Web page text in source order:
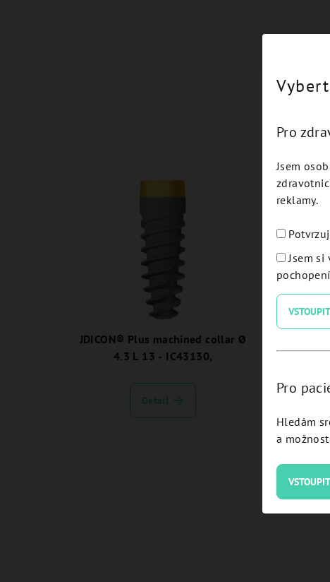
JDICON® Plus machined collar Ø
4.3 L 13 - IC43130,
Detail
Pro
Jsem
reklamy.
Jsem
Pro
Hledám
a